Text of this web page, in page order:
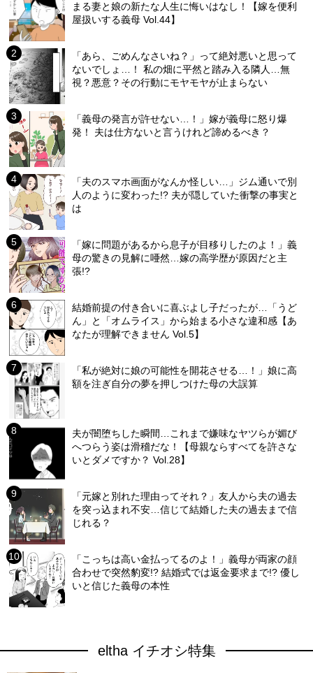
まる妻と娘の新たな人生に悔いはなし！【嫁を便利
屋扱いする義母 Vol.44】
「あら、ごめんなさいね？」って絶対悪いと思って
ないでしょ…！ 私の畑に平然と踏み入る隣人…無
視？悪意？その行動にモヤモヤが止まらない
「義母の発言が許せない…！」嫁が義母に怒り爆
発！ 夫は仕方ないと言うけれど諦めるべき？
「夫のスマホ画面がなんか怪しい…」ジム通いで別
人のように変わった!? 夫が隠していた衝撃の事実と
は
「嫁に問題があるから息子が目移りしたのよ！」義
母の驚きの見解に唖然…嫁の高学歴が原因だと主
張!?
結婚前提の付き合いに喜ぶよし子だったが…「うど
ん」と「オムライス」から始まる小さな違和感【あ
なたが理解できません Vol.5】
「私が絶対に娘の可能性を開花させる…！」娘に高
額を注ぎ自分の夢を押しつけた母の大誤算
夫が闇堕ちした瞬間…これまで嫌味なヤツらが媚び
へつらう姿は滑稽だな！【母親ならすべてを許さな
いとダメですか？ Vol.28】
「元嫁と別れた理由ってそれ？」友人から夫の過去
を突っ込まれ不安…信じて結婚した夫の過去まで信
じれる？
「こっちは高い金払ってるのよ！」義母が両家の顔
合わせで突然豹変!? 結婚式では返金要求まで!? 優し
いと信じた義母の本性
eltha イチオシ特集